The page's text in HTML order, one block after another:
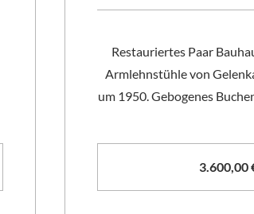
Restauriertes Paar
Armlehnstühle von
um 1950. Gebogenes
3.600,00